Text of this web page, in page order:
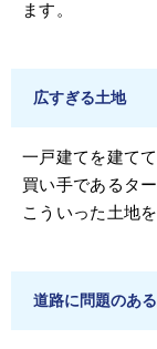
ます。
広すぎる土地
一戸建てを建て
買い手であるタ
こういった土地
道路に問題のあ